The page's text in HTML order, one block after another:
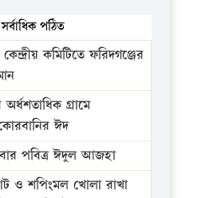
সর্বাধিক পঠিত
কমিটিতে ফরিদগঞ্জের
গ্রামে
ঈদ
পবিত্র ঈদুল আজহা
ও শপিংমল খোলা রাখা